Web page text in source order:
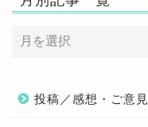
投稿／感想・ご意見